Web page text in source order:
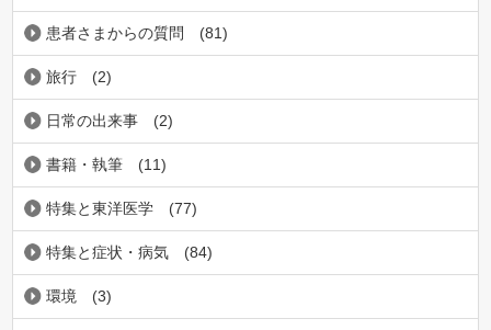
患者さまからの質問 (81)
旅行 (2)
日常の出来事 (2)
書籍・執筆 (11)
特集と東洋医学 (77)
特集と症状・病気 (84)
環境 (3)